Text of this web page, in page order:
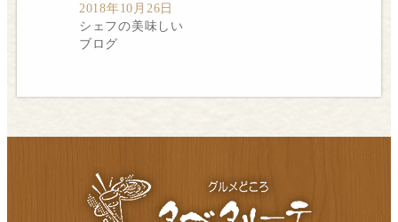
2018年10月26日
シェフの美味しい
ブログ